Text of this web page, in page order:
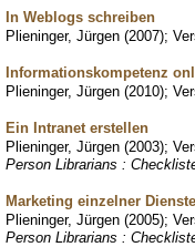
In Weblogs schreiben
Plieninger, Jürgen (2007);
Informationskompetenz
Plieninger, Jürgen (2010);
Ein Intranet erstellen
Plieninger, Jürgen (2003);
Person Librarians :
Marketing einzelner
Plieninger, Jürgen (2005);
Person Librarians :